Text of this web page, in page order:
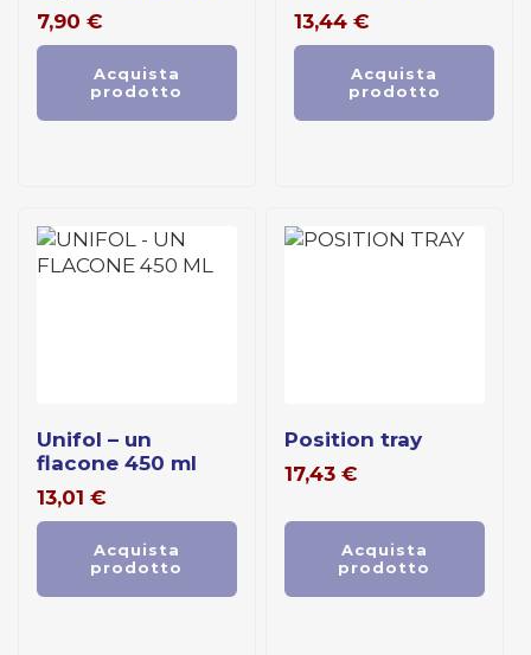
7,90 €
Acquista
prodotto
13,44 €
Acquista
prodotto
unifol – un
flacone 450 ml
13,01 €
Acquista
prodotto
position tray
17,43 €
Acquista
prodotto